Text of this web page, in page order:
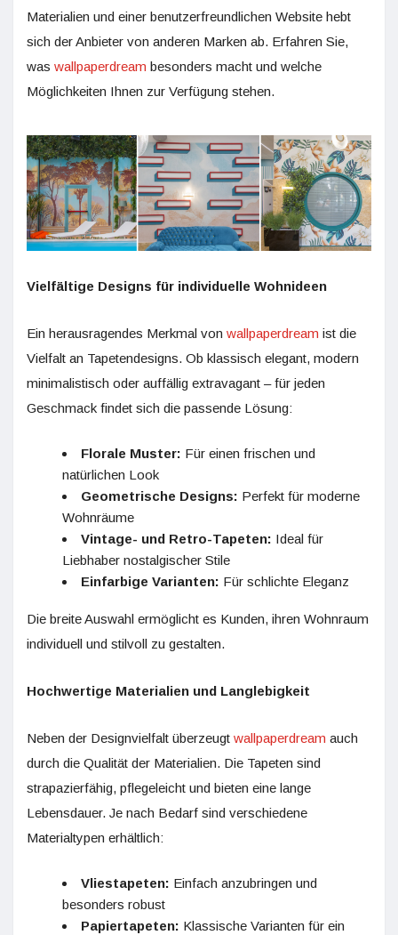
Materialien und einer benutzerfreundlichen Website hebt
sich der Anbieter von anderen Marken ab. Erfahren Sie,
was wallpaperdream besonders macht und welche
Möglichkeiten Ihnen zur Verfügung stehen.
Vielfältige Designs für individuelle Wohnideen
Ein herausragendes Merkmal von wallpaperdream ist die
Vielfalt an Tapetendesigns. Ob klassisch elegant, modern
minimalistisch oder auffällig extravagant – für jeden
Geschmack findet sich die passende Lösung:
Florale Muster: Für einen frischen und
natürlichen Look
Geometrische Designs: Perfekt für moderne
Wohnräume
Vintage- und Retro-Tapeten: Ideal für
Liebhaber nostalgischer Stile
Einfarbige Varianten: Für schlichte Eleganz
Die breite Auswahl ermöglicht es Kunden, ihren Wohnraum
individuell und stilvoll zu gestalten.
Hochwertige Materialien und Langlebigkeit
Neben der Designvielfalt überzeugt wallpaperdream auch
durch die Qualität der Materialien. Die Tapeten sind
strapazierfähig, pflegeleicht und bieten eine lange
Lebensdauer. Je nach Bedarf sind verschiedene
Materialtypen erhältlich:
Vliestapeten: Einfach anzubringen und
besonders robust
Papiertapeten: Klassische Varianten für ein